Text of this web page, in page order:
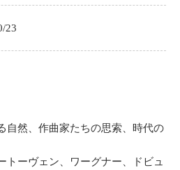
23
自然、作曲家たちの思索、時代の
トーヴェン、ワーグナー、ドビュ